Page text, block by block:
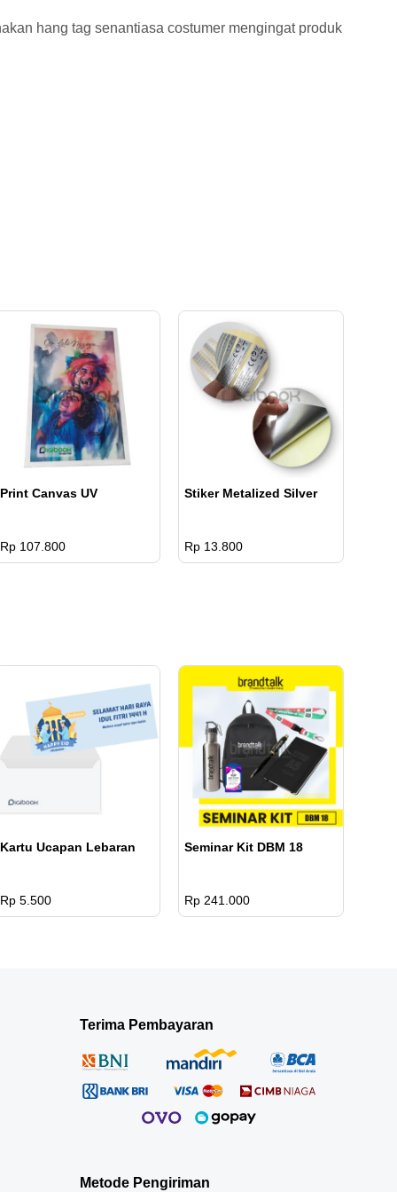
hang tag senantiasa costumer mengingat produk
Print Canvas UV
Rp 107.800
Stiker Metalized Silver
Rp 13.800
Kartu Ucapan Lebaran
Rp 5.500
Seminar Kit DBM 18
Rp 241.000
Terima Pembayaran
Metode Pengiriman